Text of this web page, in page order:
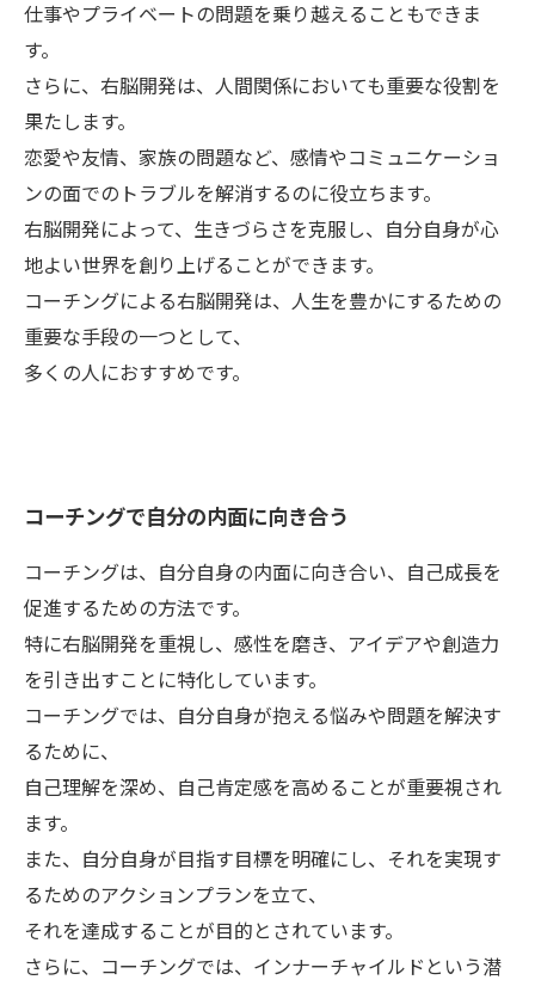
仕事やプライベートの問題を乗り越えることもできま
す。
さらに、右脳開発は、人間関係においても重要な役割を
果たします。
恋愛や友情、家族の問題など、感情やコミュニケーショ
ンの面でのトラブルを解消するのに役立ちます。
右脳開発によって、生きづらさを克服し、自分自身が心
地よい世界を創り上げることができます。
コーチングによる右脳開発は、人生を豊かにするための
重要な手段の一つとして、
多くの人におすすめです。
コーチングで自分の内面に向き合う
コーチングは、自分自身の内面に向き合い、自己成長を
促進するための方法です。
特に右脳開発を重視し、感性を磨き、アイデアや創造力
を引き出すことに特化しています。
コーチングでは、自分自身が抱える悩みや問題を解決す
るために、
自己理解を深め、自己肯定感を高めることが重要視され
ます。
また、自分自身が目指す目標を明確にし、それを実現す
るためのアクションプランを立て、
それを達成することが目的とされています。
さらに、コーチングでは、インナーチャイルドという潜